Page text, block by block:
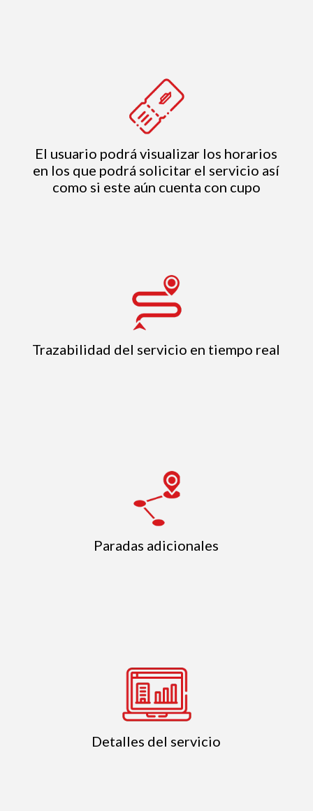
El usuario podrá visualizar los horarios
en los que podrá solicitar el servicio así
como si este aún cuenta con cupo
Trazabilidad del servicio en tiempo real
Paradas adicionales
Detalles del servicio